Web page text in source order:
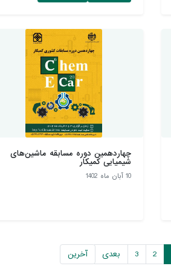
چهاردهمین دوره مسابقه ماشین‌های
شیمیایی کمیکار
10 آبان ماه 1402
2
3 بعدی آخرین